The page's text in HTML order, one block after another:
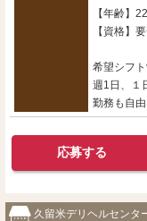
【年齢】
【資格】
希望シフト
週1日、１
勤務も自由
応募する
久留米デリヘルセンタ